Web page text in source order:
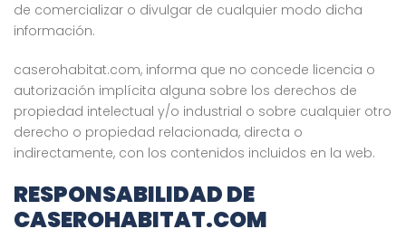
de comercializar o divulgar de cualquier modo dicha
información.
caserohabitat.com, informa que no concede licencia o
autorización implícita alguna sobre los derechos de
propiedad intelectual y/o industrial o sobre cualquier otro
derecho o propiedad relacionada, directa o
indirectamente, con los contenidos incluidos en la web.
RESPONSABILIDAD DE
CASEROHABITAT.COM